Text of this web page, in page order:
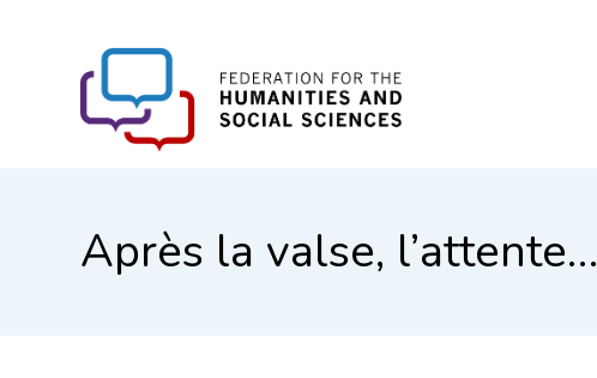
Après la valse, l’attente…